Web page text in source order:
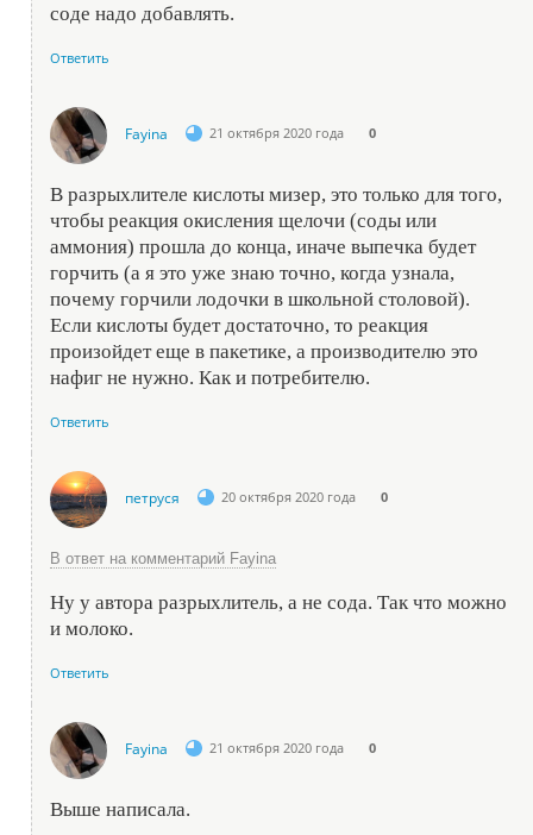
соде надо добавлять.
Ответить
Fayina 21 октября 2020 года 0
В разрыхлителе кислоты мизер, это только для того,
чтобы реакция окисления щелочи (соды или
аммония) прошла до конца, иначе выпечка будет
горчить (а я это уже знаю точно, когда узнала,
почему горчили лодочки в школьной столовой).
Если кислоты будет достаточно, то реакция
произойдет еще в пакетике, а производителю это
нафиг не нужно. Как и потребителю.
Ответить
петруся 20 октября 2020 года 0
В ответ на комментарий Fayina
Ну у автора разрыхлитель, а не сода. Так что можно
и молоко.
Ответить
Fayina 21 октября 2020 года 0
Выше написала.